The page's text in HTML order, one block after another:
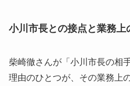
小川市長との接点と業務上
柴崎徹さんが「小川市長の相
理由のひとつが、その業務上